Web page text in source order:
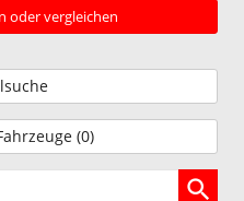
oder vergleichen
(0)